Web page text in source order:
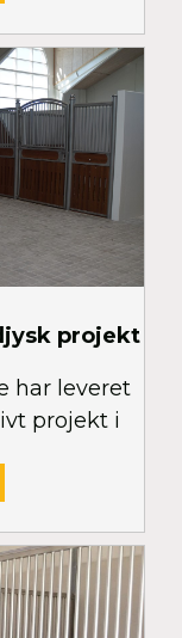
projekt
har leveret
projekt i